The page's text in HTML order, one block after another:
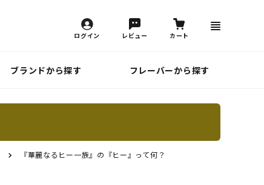
ログイン レビュー カート
ブランドから探す フレーバーから探す
『華麗なるヒー一族』の『ヒー』って何？